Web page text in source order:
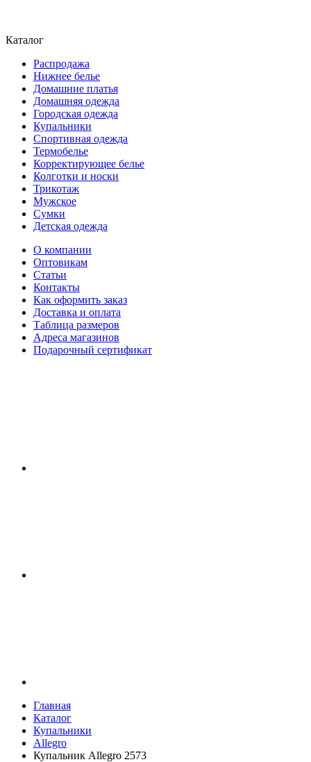
Каталог
Распродажа
Нижнее белье
Домашние платья
Домашняя одежда
Городская одежда
Купальники
Спортивная одежда
Термобелье
Корректирующее белье
Колготки и носки
Трикотаж
Мужское
Сумки
Детская одежда
О компании
Оптовикам
Статьи
Контакты
Как оформить заказ
Доставка и оплата
Таблица размеров
Адреса магазинов
Подарочный сертификат
Главная
Каталог
Купальники
Allegro
Купальник Allegro 2573